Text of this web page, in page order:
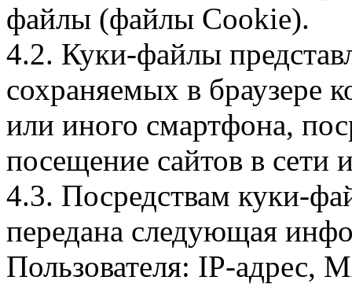
файлы (файлы Cookie).
4.2. Куки-файлы
сохраняемых в браузере
или иного смартфона,
посещение сайтов в сети
4.3. Посредствам куки-
передана следующая
Пользователя: IP-адрес,